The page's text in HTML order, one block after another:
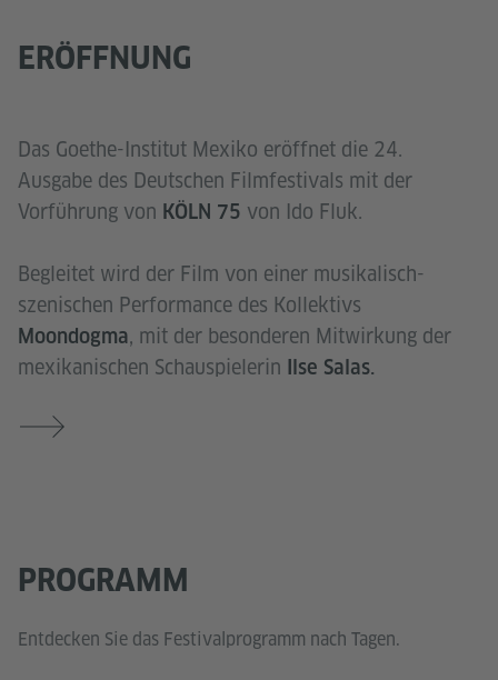
ERÖFFNUNG
Das Goethe-Institut Mexiko eröffnet die 24.
Ausgabe des Deutschen Filmfestivals mit der
Vorführung von KÖLN 75 von Ido Fluk.
Begleitet wird der Film von einer musikalisch-
szenischen Performance des Kollektivs
Moondogma, mit der besonderen Mitwirkung der
mexikanischen Schauspielerin Ilse Salas.
PROGRAMM
Entdecken Sie das Festivalprogramm nach Tagen.